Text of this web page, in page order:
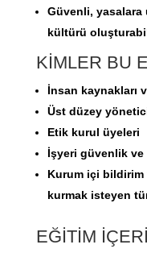
Güvenli,
kültürü
KİMLER BU
İnsan kaynakları
Üst düzey
Etik kurul üyeleri
İşyeri güvenlik
Kurum içi bildirim
kurmak isteyen
EĞİTİM